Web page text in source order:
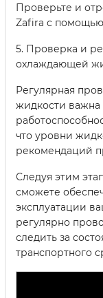
Проверьте и
Zafira с
5. Проверка и
охлаждающей
Регулярная
жидкости
что уровни
рекомендаций
Следуя этим
сможете
эксплуатации
регулярно
следить за
транспортного